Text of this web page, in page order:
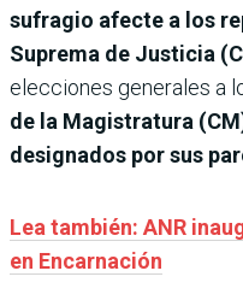
sufragio afecte a los
Suprema de Justicia
elecciones generales a
de la Magistratura
designados por sus
Lea también: ANR
en Encarnación